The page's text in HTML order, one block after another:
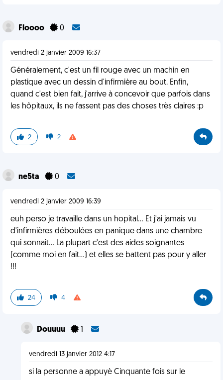
Floooo 0
vendredi 2 janvier 2009 16:37
Généralement, c'est un fil rouge avec un machin en
plastique avec un dessin d'infirmière au bout. Enfin,
quand c'est bien fait, j'arrive à concevoir que parfois dans
les hôpitaux, ils ne fassent pas des choses très claires :p
2 2
ne5ta 0
vendredi 2 janvier 2009 16:39
euh perso je travaille dans un hopital... Et j'ai jamais vu
d'infirmières déboulées en panique dans une chambre
qui sonnait... La plupart c'est des aides soignantes
(comme moi en fait...) et elles se battent pas pour y aller
!!!
24 4
Douuuu 1
vendredi 13 janvier 2012 4:17
si la personne a appuyè Cinquante fois sur le